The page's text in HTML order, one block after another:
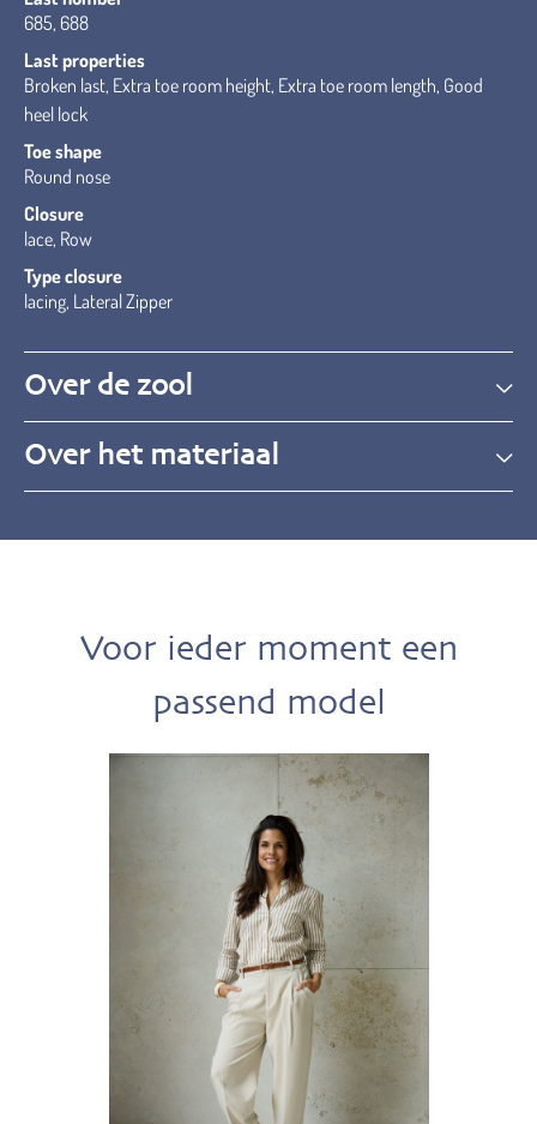
685, 688
Last properties
Broken last, Extra toe room height, Extra toe room length, Good
heel lock
Toe shape
Round nose
Closure
lace, Row
Type closure
lacing, Lateral Zipper
Over de zool
Over het materiaal
Voor ieder moment een
passend model